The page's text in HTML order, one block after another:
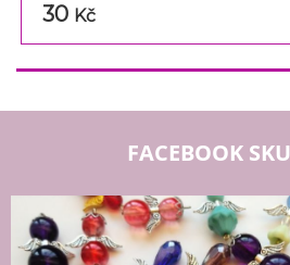
30 Kč
FACEBOOK